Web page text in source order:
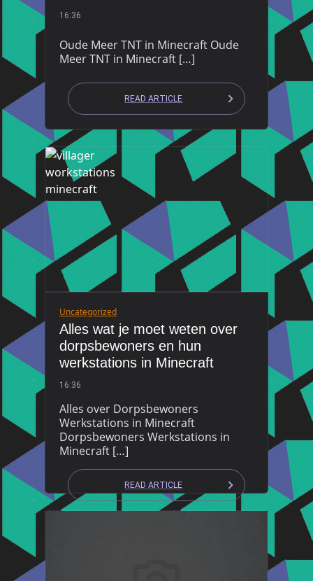
16:36
Oude Meer TNT in Minecraft Oude
Meer TNT in Minecraft […]
READ ARTICLE
Uncategorized
Alles wat je moet weten over
dorpsbewoners en hun
werkstations in Minecraft
16:36
Alles over Dorpsbewoners
Werkstations in Minecraft
Dorpsbewoners Werkstations in
Minecraft […]
READ ARTICLE